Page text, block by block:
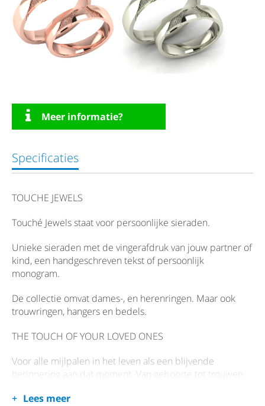
Meer informatie?
Specificaties
TOUCHE JEWELS
Touché Jewels staat voor persoonlijke sieraden.
Unieke sieraden met de vingerafdruk van jouw partner of
kind, een handgeschreven tekst of persoonlijk
monogram.
De collectie omvat dames-, en herenringen. Maar ook
trouwringen, hangers en bedels.
THE TOUCH OF YOUR LOVED ONES
Voor alle mijlpalen in het leven als een blijvende
herinnering aan dat moment. Van geboorte tot trouwen.
Van de mooie momenten van het leven tot overlijden.
Lees meer